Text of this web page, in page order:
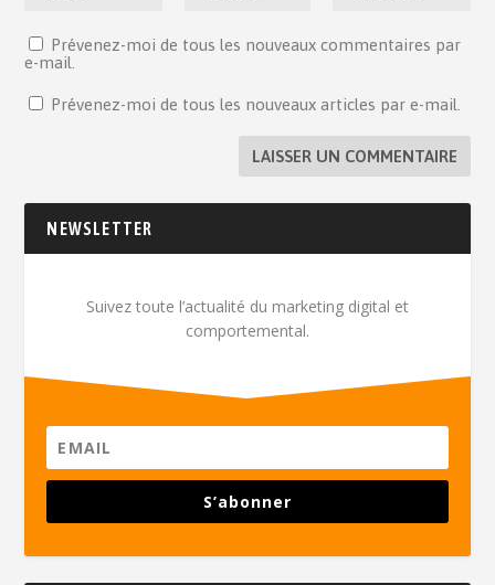
Prévenez-moi de tous les nouveaux commentaires par
e-mail.
Prévenez-moi de tous les nouveaux articles par e-mail.
NEWSLETTER
Suivez toute l’actualité du marketing digital et
comportemental.
S’abonner